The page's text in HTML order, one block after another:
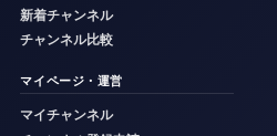
新着チャンネル
チャンネル比較
マイページ・運営
マイチャンネル